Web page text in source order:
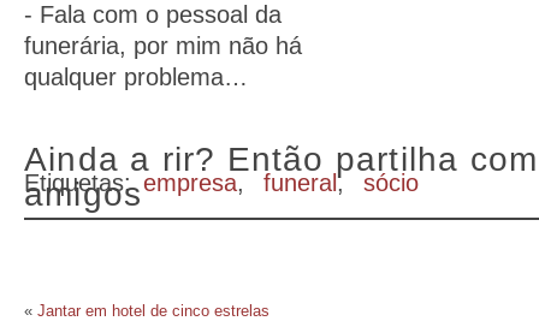
- Fala com o pessoal da
funerária, por mim não há
qualquer problema…
Ainda a rir? Então partilha
amigos
Etiquetas: empresa, funeral , sócio
« Jantar em hotel de cinco estrelas